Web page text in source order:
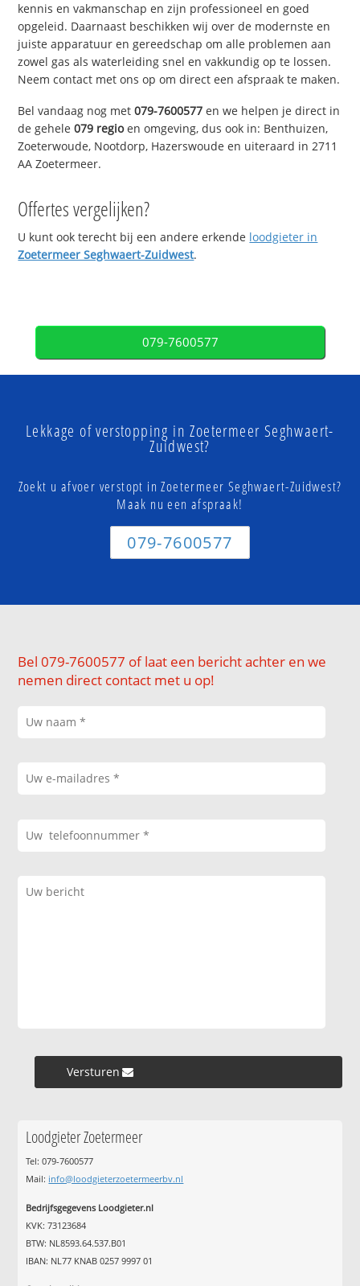
kennis en vakmanschap en zijn professioneel en goed
opgeleid. Daarnaast beschikken wij over de modernste en
juiste apparatuur en gereedschap om alle problemen aan
zowel gas als waterleiding snel en vakkundig op te lossen.
Neem contact met ons op om direct een afspraak te maken.
Bel vandaag nog met079-7600577 en we helpen je direct in
de gehele079 regioen omgeving, dus ook in: Benthuizen,
Zoeterwoude, Nootdorp, Hazerswoude en uiteraard in 2711
AA Zoetermeer.
Offertes vergelijken?
U kunt ook terecht bij een andere erkende loodgieter in
Zoetermeer Seghwaert-Zuidwest.
079-7600577
Lekkage of verstopping in Zoetermeer Seghwaert-
Zuidwest?
Zoekt u afvoer verstopt in Zoetermeer Seghwaert-Zuidwest?
Maak nu een afspraak!
079-7600577
Bel 079-7600577 of laat een bericht achter en we
nemen direct contact met u op!
Versturen »
Loodgieter Zoetermeer
Tel: 079-7600577
Mail: info@loodgieterzoetermeerbv.nl
Bedrijfsgegevens Loodgieter.nl
KVK: 73123684
BTW: NL8593.64.537.B01
IBAN: NL77 KNAB 0257 9997 01